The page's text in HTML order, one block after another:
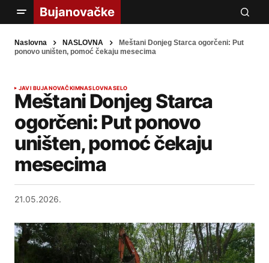
Naslovna NASLOVNA
Meštani Donjeg Starca ogorčeni: Put
ponovo uništen, pomoć čekaju mesecima
JAVI BUJANOVAČKIMNASLOVNASELO
Meštani Donjeg Starca
ogorčeni: Put ponovo
uništen, pomoć čekaju
mesecima
21.05.2026.